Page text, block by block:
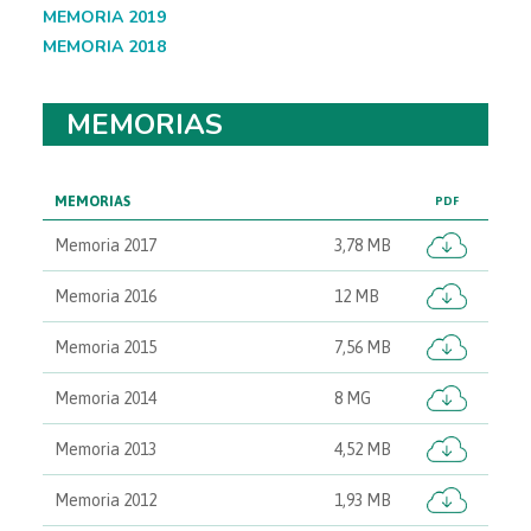
MEMORIA 2019
MEMORIA 2018
MEMORIAS
MEMORIAS PDF
Memoria 2017 3,78 MB
Memoria 2016 12 MB
Memoria 2015 7,56 MB
Memoria 2014 8 MG
Memoria 2013 4,52 MB
Memoria 2012 1,93 MB